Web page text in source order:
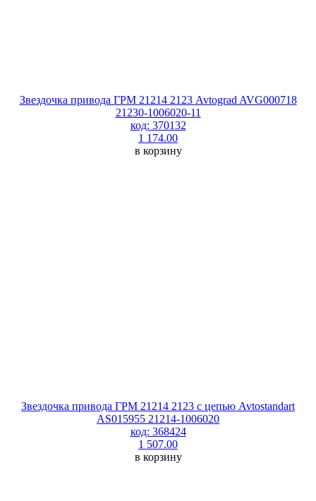
Звездочка привода ГРМ 21214 2123 Avtograd AVG000718
21230-1006020-11
код: 370132
1 174.00
в корзину
Звездочка привода ГРМ 21214 2123 с цепью Avtostandart
AS015955 21214-1006020
код: 368424
1 507.00
в корзину